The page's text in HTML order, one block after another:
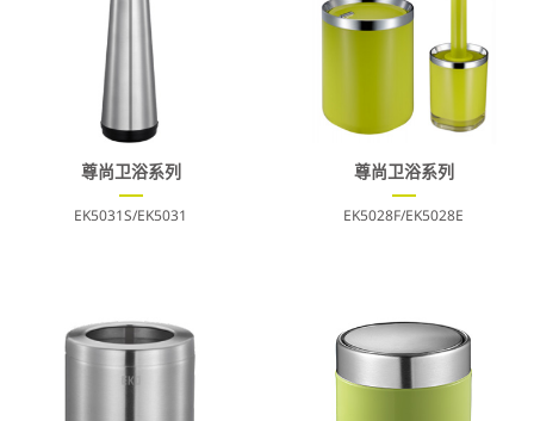
尊尚卫浴系列
EK5031S/EK5031
尊尚卫浴系列
EK5028F/EK5028E